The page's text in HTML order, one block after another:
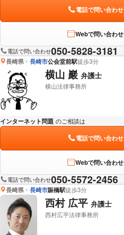
電話で問い合わせ
Webで問い合わせ
電話で問い合わせ050-5828-3181
長崎県 長崎市公会堂前駅徒歩3分
横山 巖 弁護士
横山法律事務所
インターネット問題 のご相談は
電話で問い合わせ
Webで問い合わせ
電話で問い合わせ050-5572-2456
長崎県 長崎市賑橋駅徒歩3分
西村 広平 弁護士
西村広平法律事務所